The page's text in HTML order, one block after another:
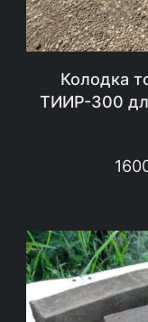
Колодка
ТИИР-300